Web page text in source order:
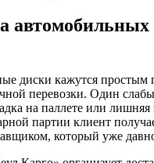
автомобильных
диски кажутся простым
перевозки. Один
на паллете или
партии клиент
который уже